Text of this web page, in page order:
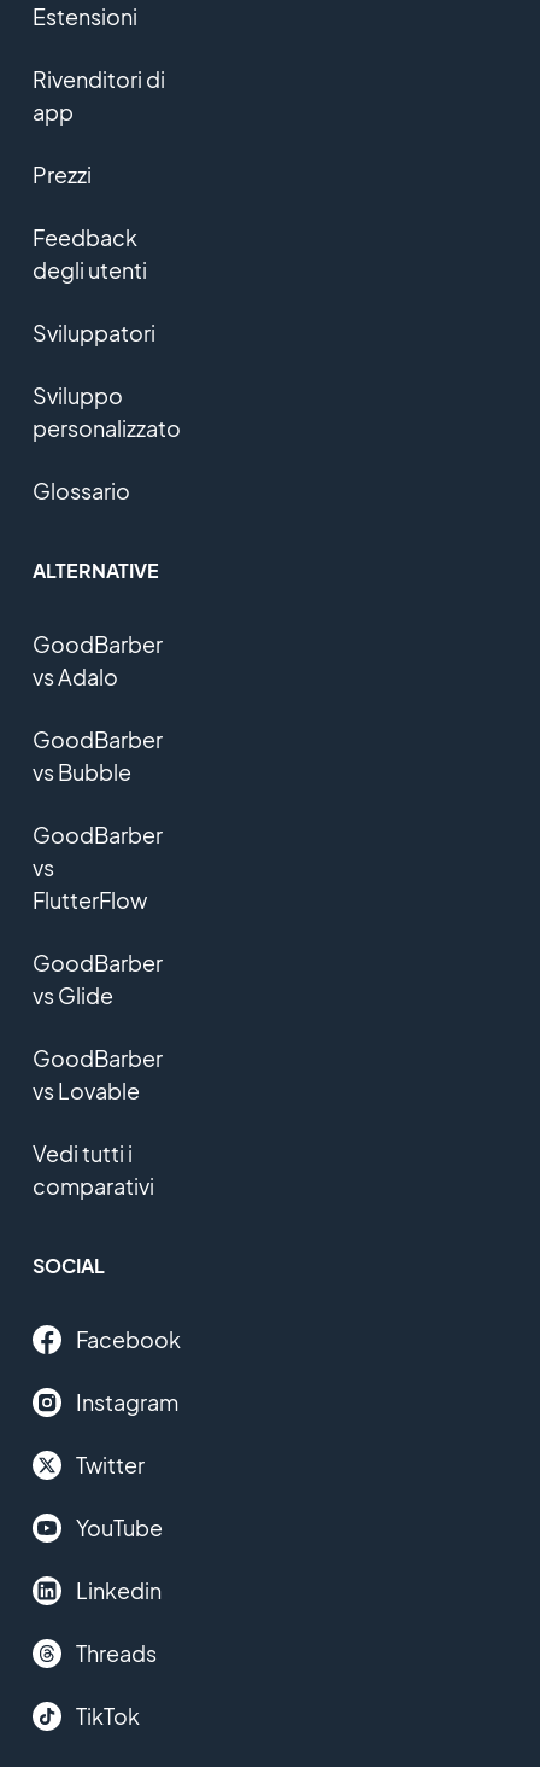
Estensioni
Rivenditori di
app
Prezzi
Feedback
degli utenti
Sviluppatori
Sviluppo
personalizzato
Glossario
ALTERNATIVE
GoodBarber
vs Adalo
GoodBarber
vs Bubble
GoodBarber
vs
FlutterFlow
GoodBarber
vs Glide
GoodBarber
vs Lovable
Vedi tutti i
comparativi
SOCIAL
Facebook
Instagram
Twitter
YouTube
Linkedin
Threads
TikTok